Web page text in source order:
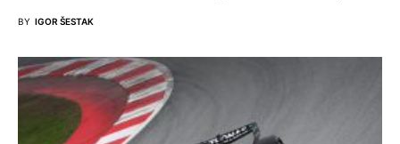
BY IGOR ŠESTAK